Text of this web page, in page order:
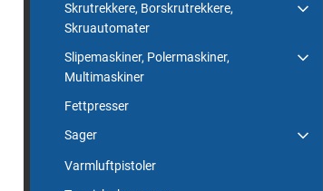
Skrutrekkere, Borskrutrekkere,
Skruautomater
Slipemaskiner, Polermaskiner,
Multimaskiner
Fettpresser
Sager
Varmluftpistoler